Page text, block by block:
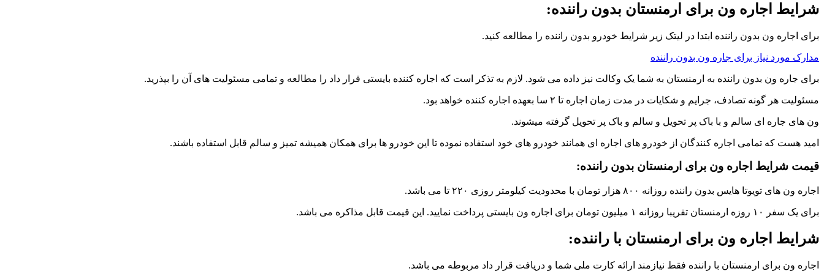
شرایط اجاره ون برای ارمنستان بدون راننده:
برای اجاره ون بدون راننده ابتدا در لیتک زیر شرایط خودرو بدون راننده را مطالعه کنید.
مدارک مورد نیاز برای جاره ون بدون راننده
برای جاره ون بدون راننده به ارمنستان به شما یک وکالت نیز داده می شود. لازم به تذکر است که اجاره کننده بایستی قرار داد را مطالعه و تمامی مسئولیت های آن را بپذرید.
مسئولیت هر گونه تصادف، جرایم و شکایات در مدت زمان اجاره تا ۲ سا بعهده اجاره کننده خواهد بود.
ون های جاره ای سالم و با باک پر تحویل و سالم و باک پر تحویل گرفته میشوند.
امید هست که تمامی اجاره کنندگان از خودرو های اجاره ای همانند خودرو های خود استفاده نموده تا این خودرو ها برای همکان همیشه تمیز و سالم قابل استفاده باشند.
قیمت شرایط اجاره ون برای ارمنستان بدون راننده:
اجاره ون های تویوتا هایس بدون راننده روزانه ۸۰۰ هزار تومان با محدودیت کیلومتر روزی ۲۲۰ تا می باشد.
برای یک سفر ۱۰ روزه ارمنستان تقریبا روزانه ۱ میلیون تومان برای اجاره ون بایستی پرداخت نمایید. این قیمت قابل مذاکره می باشد.
شرایط اجاره ون برای ارمنستان با راننده:
اجاره ون برای ارمنستان با راننده فقط نیازمند ارائه کارت ملی شما و دریافت قرار داد مربوطه می باشد.